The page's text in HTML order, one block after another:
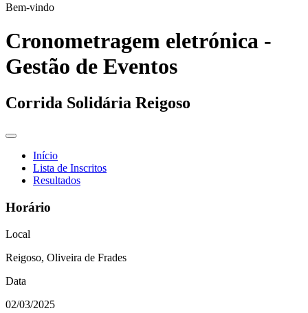
Bem-vindo
Cronometragem eletrónica -
Gestão de Eventos
Corrida Solidária Reigoso
Início
Lista de Inscritos
Resultados
Horário
Local
Reigoso, Oliveira de Frades
Data
02/03/2025